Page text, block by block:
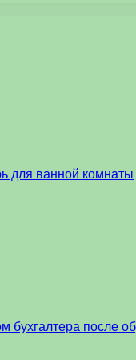
для ванной комнаты
бухгалтера после